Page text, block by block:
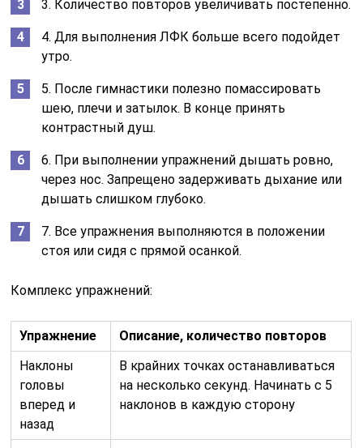
3. Количество повторов увеличивать постепенно.
4. Для выполнения ЛФК больше всего подойдет
утро.
5. После гимнастики полезно помассировать
шею, плечи и затылок. В конце принять
контрастный душ.
6. При выполнении упражнений дышать ровно,
через нос. Запрещено задерживать дыхание или
дышать слишком глубоко.
7. Все упражнения выполняются в положении
стоя или сидя с прямой осанкой.
Комплекс упражнений:
Упражнение
Описание, количество повторов
Наклоны
головы
вперед и
назад
В крайних точках останавливаться
на несколько секунд. Начинать с 5
наклонов в каждую сторону